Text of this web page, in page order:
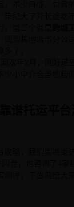
，不少丹徒、句容
年纪大了开长途吃
第三个就是
调到其他城市分公
了。
少小中介会坐地起
谱托运平台
攻略，我们实地走
卷，也咨询了
测评，下面就给大